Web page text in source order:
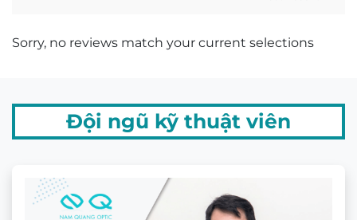
Mr. Hứa Hoàng Khải
20 năm kinh nghiệm về đo khúc xạ và mài lắp
kính.